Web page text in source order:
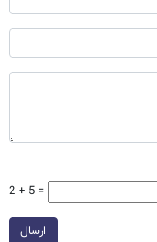
2 + 5 =
ارسال